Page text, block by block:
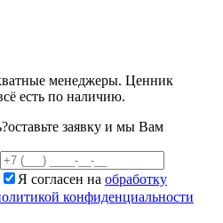
менеджеры. Ценник
есть по наличию.
оставьте заявку и мы Вам
Я согласен на обработку
конфиденциальности